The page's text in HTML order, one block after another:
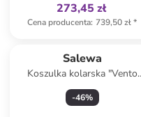
273,45 zł
Cena producenta: 739,50 zł*
Salewa
Koszulka kolarska "Vento
Merino" w kolorze błękitno-
czarnym
-46%